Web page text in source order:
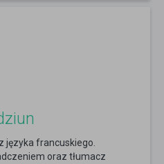
języka francuskiego.
oraz tłumacz